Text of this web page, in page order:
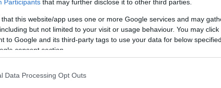
Participants that may further disclose it to other third parties.
that this website/app uses one or more Google services and may
but not limited to your visit or usage behaviour. You may
to Google and its third-party tags to use your data for below
consent section.
Data Processing Opt Outs
A gyerekek és a pedagógusok munkáját a
foglalkoztató anyagok is segítik majd. A
az együttműködő intézményekben
valamint a Ciróka Bábszínház is helyszínt biztosít